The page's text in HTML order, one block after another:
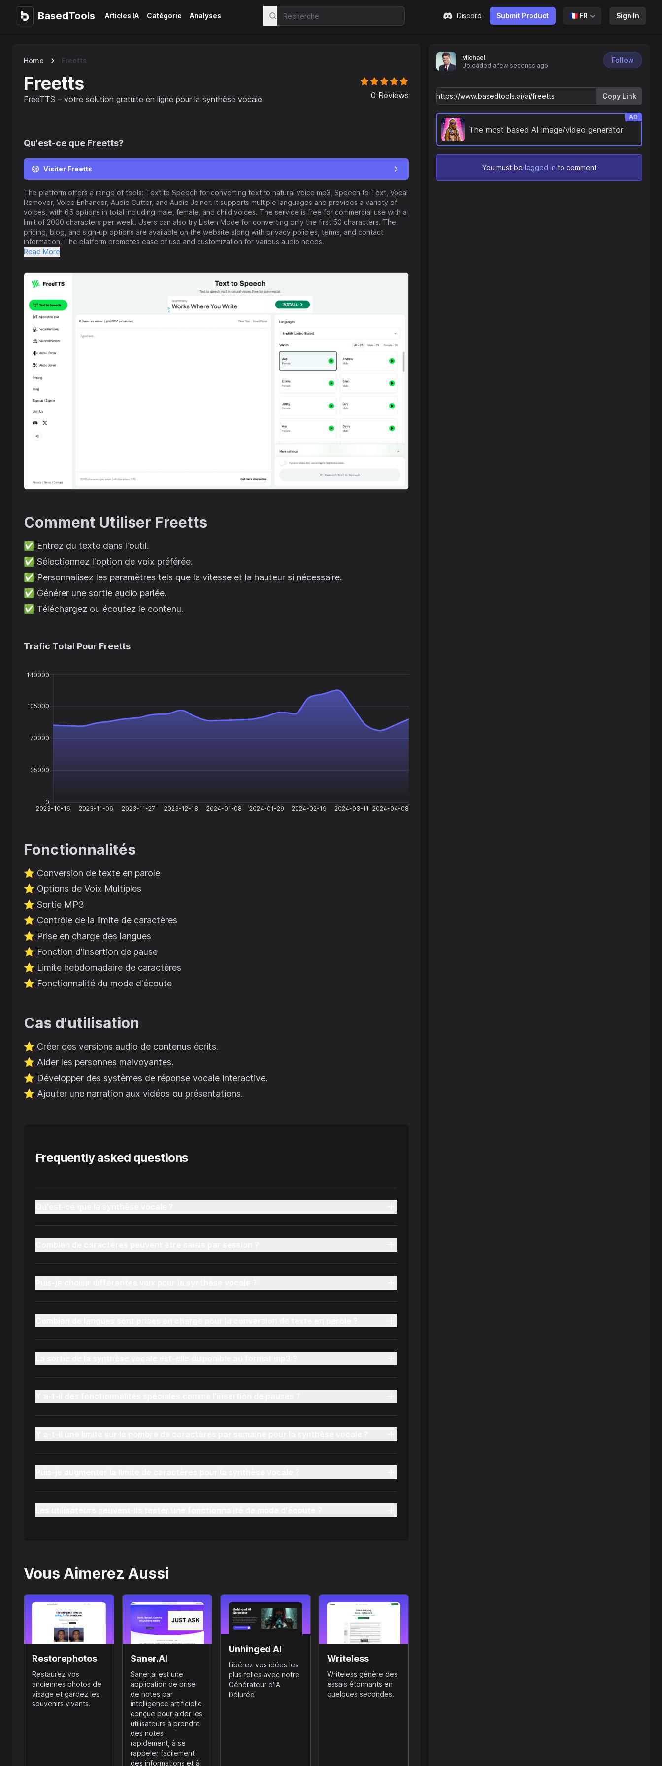
BasedTools
BasedTools Articles IA Catégorie Analyses Discord Submit Product 🇫🇷 FR Sign In
Home Freetts
Freetts
FreeTTS – votre solution gratuite en ligne pour la synthèse vocale 0 Reviews
Qu'est-ce que Freetts?
Visiter Freetts
The platform offers a range of tools: Text to Speech for converting text to natural voice mp3, Speech to Text, Vocal
Remover, Voice Enhancer, Audio Cutter, and Audio Joiner. It supports multiple languages and provides a variety of
voices, with 65 options in total including male, female, and child voices. The service is free for commercial use with a
limit of 2000 characters per week. Users can also try Listen Mode for converting only the first 50 characters. The
pricing, blog, and sign-up options are available on the website along with privacy policies, terms, and contact
information. The platform promotes ease of use and customization for various audio needs.
Read More
Comment Utiliser Freetts
✅ Entrez du texte dans l'outil.
✅ Sélectionnez l'option de voix préférée.
✅ Personnalisez les paramètres tels que la vitesse et la hauteur si nécessaire.
✅ Générer une sortie audio parlée.
✅ Téléchargez ou écoutez le contenu.
Trafic Total Pour Freetts
2023-10-16 2023-11-06 2023-11-27 2023-12-18 2024-01-08 2024-01-29 2024-02-19 2024-03-11 2024-04-08
0
35000
70000
105000
140000
Fonctionnalités
⭐️ Conversion de texte en parole
⭐️ Options de Voix Multiples
⭐️ Sortie MP3
⭐️ Contrôle de la limite de caractères
⭐️ Prise en charge des langues
⭐️ Fonction d'insertion de pause
⭐️ Limite hebdomadaire de caractères
⭐️ Fonctionnalité du mode d'écoute
Cas d'utilisation
⭐️ Créer des versions audio de contenus écrits.
⭐️ Aider les personnes malvoyantes.
⭐️ Développer des systèmes de réponse vocale interactive.
⭐️ Ajouter une narration aux vidéos ou présentations.
Frequently asked questions
Vous Aimerez Aussi
Restorephotos
Restaurez vos
anciennes photos de
visage et gardez les
souvenirs vivants.
Saner.AI
Saner.ai est une
application de prise
de notes par
intelligence artificielle
conçue pour aider les
utilisateurs à prendre
des notes
rapidement, à se
rappeler facilement
des informations et à
Unhinged AI
Libérez vos idées les
plus folles avec notre
Générateur d'IA
Délurée
Writeless
Writeless génère des
essais étonnants en
quelques secondes.
Michael
Uploaded a few seconds ago
Follow
Copy Link
The most based AI image/video generator
AD
You must be logged in to comment